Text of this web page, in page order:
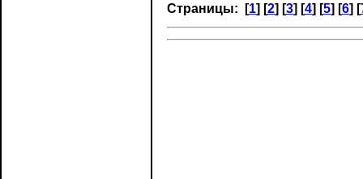
Страницы: [1] [2] [3] [4] [5] [6] [